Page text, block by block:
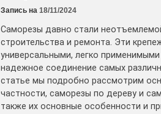
Запись на 18/11/2024
Саморезы давно стали
строительства и ремонта. Эти
универсальными, легко
надежное соединение самых
статье мы подробно рассмотрим
частности, саморезы по дереву и
также их основные особенности и